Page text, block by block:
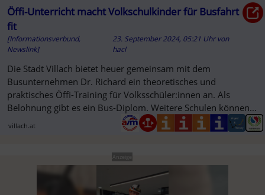
Öffi-Unterricht macht Volkschulkinder für Busfahrt
fit
[Informationsverbund,
Newslink]
23. September 2024, 05:21 Uhr von
hacl
Die Stadt Villach bietet heuer gemeinsam mit dem
Busunternehmen Dr. Richard ein theoretisches und
praktisches Öffi-Training für Volksschüler:innen an. Als
Belohnung gibt es ein Bus-Diplom. Weitere Schulen können
sich melden.
villach.at
Anzeige